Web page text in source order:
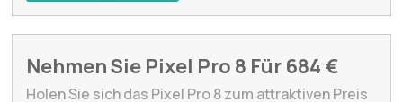
Nehmen Sie Pixel Pro 8 Für 684 €
Holen Sie sich das Pixel Pro 8 zum attraktiven Preis